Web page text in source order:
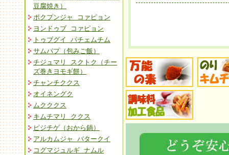
豆腐焼き）
ポクプンジャ コァピョン
ヨンドゥブ コァピョン
トゥブグイ パチェムチム
サムパプ（包みご飯）
チジュマリ スクトク（チー
ズ巻きヨモギ餅）
チャンチククス
オイネングク
ムクククス
キムチマリ ククス
ピジチゲ（おから鍋）
アルカムジャ バタークイ
コグマジュルギ ナムル